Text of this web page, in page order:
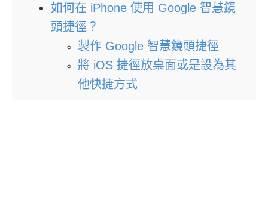
如何在 iPhone 使用 Google 智慧鏡
頭捷徑？
製作 Google 智慧鏡頭捷徑
將 iOS 捷徑放桌面或是設為其
他快捷方式